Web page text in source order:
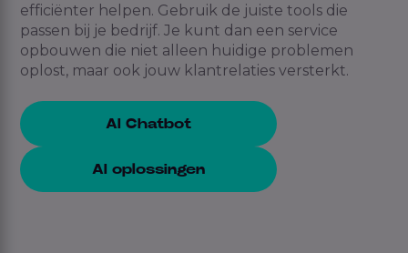
efficiënter helpen. Gebruik de juiste tools die
passen bij je bedrijf. Je kunt dan een service
opbouwen die niet alleen huidige problemen
oplost, maar ook jouw klantrelaties versterkt.
AI Chatbot
AI oplossingen